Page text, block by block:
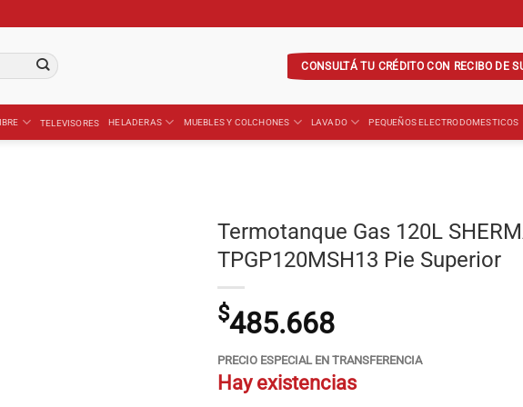
CONSULTÁ TU CRÉDITO CON RECIBO DE
TELEVISORES HELADERAS MUEBLES Y COLCHONES LAVADO PEQUEÑOS ELECTRODOMESTICOS
Termotanque Gas 120L
TPGP120MSH13 Pie Superior
$485.668
PRECIO ESPECIAL EN TRANSFERENCIA
Hay existencias